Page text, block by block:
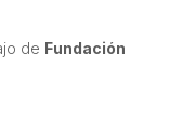
de Fundación